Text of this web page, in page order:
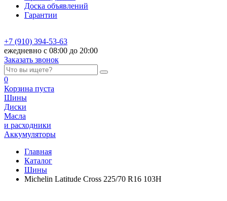
Доска объявлений
Гарантии
+7 (910) 394-53-63
ежедневно с 08:00 до 20:00
Заказать звонок
0
Корзина пуста
Шины
Диски
Масла
и расходники
Аккумуляторы
Главная
Каталог
Шины
Michelin Latitude Cross 225/70 R16 103H